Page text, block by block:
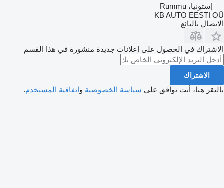
إستونيا، Rummu
KB AUTO EESTI OÜ
الاتصال بالبائع
الاشتراك في الحصول على إعلانات جديدة منشورة في هذا القسم
الاشتراك
بالنقر هنا، أنت توافق على سياسة الخصوصية واتفاقية المستخدم.